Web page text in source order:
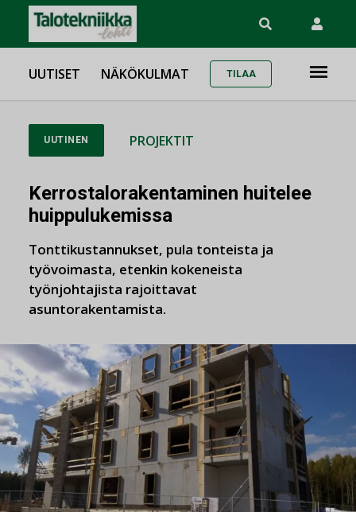
UUTISET NÄKÖKULMAT TILAA
UUTINEN PROJEKTIT
Kerrostalorakentaminen huitelee
huippulukemissa
Tonttikustannukset, pula tonteista ja
työvoimasta, etenkin kokeneista
työnjohtajista rajoittavat
asuntorakentamista.